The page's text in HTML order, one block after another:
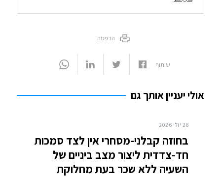
הדפסה
שיתוף
אולי יעניין אותך גם
28 יולי 2026
בחוזה קבלני-מסחרי אין לצד סמכות
חד-צדדית ליצור מצב ביניים של
השעיה ללא שכר בעת מחלוקת